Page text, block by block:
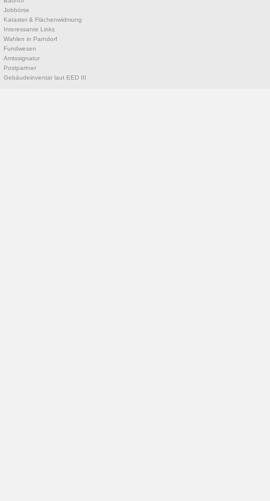
Jobbörse
Kataster & Flächenwidmung
Interessante Links
Wahlen in Parndorf
Fundwesen
Amtssignatur
Postpartner
Gebäudeinventar laut EED III